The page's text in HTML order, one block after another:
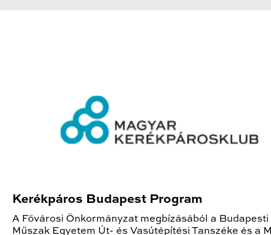
Kerékpáros Budapest Program
A Fővárosi Önkormányzat megbízásából a Budapesti
Műszak Egyetem Út- és Vasútépítési Tanszéke és a